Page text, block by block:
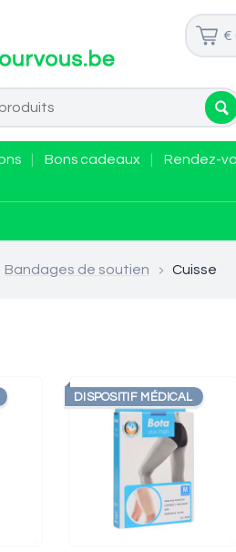
€
Bons cadeaux
Rendez-
Bandages de soutien > Cuisse
DISPOSITIF MÉDICAL